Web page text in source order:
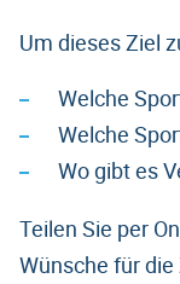
Um dieses Ziel
Welche
Welche
Wo gibt es
Teilen Sie per
Wünsche für